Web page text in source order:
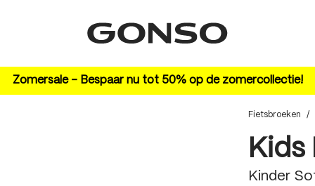
Zomersale – Bespaar nu tot 50% op de zomercollectie!
Fietsbroeken /
Kinder